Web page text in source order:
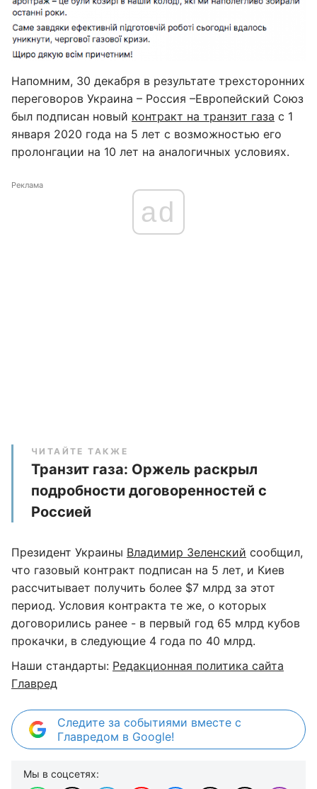
Напомним, 30 декабря в результате трехсторонних
переговоров Украина – Россия –Европейский Союз
был подписан новый контракт на транзит газа с 1
января 2020 года на 5 лет с возможностью его
пролонгации на 10 лет на аналогичных условиях.
Реклама
ad
ЧИТАЙТЕ ТАКЖЕ
Транзит газа: Оржель раскрыл
подробности договоренностей с
Россией
Президент Украины Владимир Зеленский сообщил,
что газовый контракт подписан на 5 лет, и Киев
рассчитывает получить более $7 млрд за этот
период. Условия контракта те же, о которых
договорились ранее - в первый год 65 млрд кубов
прокачки, в следующие 4 года по 40 млрд.
Наши стандарты: Редакционная политика сайта
Главред
Следите за событиями вместе с
Главредом в Google!
Мы в соцсетях: